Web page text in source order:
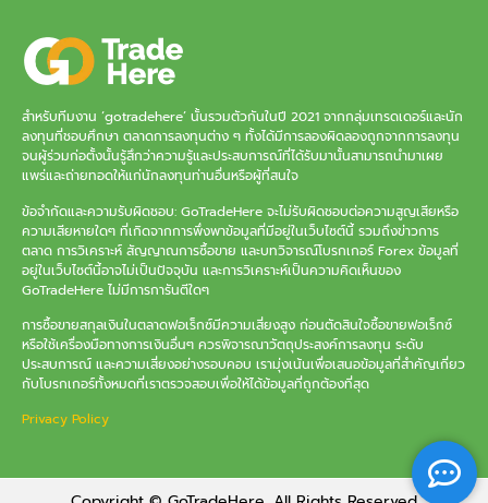
สำหรับทีมงาน ‘gotradehere’ นั้นรวมตัวกันในปี 2021 จากกลุ่มเทรดเดอร์และนัก
ลงทุนที่ชอบศึกษา ตลาดการลงทุนต่าง ๆ ทั้งได้มีการลองผิดลองถูกจากการลงทุน
จนผู้ร่วมก่อตั้งนั้นรู้สึกว่าความรู้และประสบการณ์ที่ได้รับมานั้นสามารถนำมาเผย
แพร่และถ่ายทอดให้แก่นักลงทุนท่านอื่นหรือผู้ที่สนใจ
ข้อจำกัดและความรับผิดชอบ: GoTradeHere จะไม่รับผิดชอบต่อความสูญเสียหรือ
ความเสียหายใดๆ ที่เกิดจากการพึ่งพาข้อมูลที่มีอยู่ในเว็บไซต์นี้ รวมถึงข่าวการ
ตลาด การวิเคราะห์ สัญญาณการซื้อขาย และบทวิจารณ์โบรกเกอร์ Forex ข้อมูลที่
อยู่ในเว็บไซต์นี้อาจไม่เป็นปัจจุบัน และการวิเคราะห์เป็นความคิดเห็นของ
GoTradeHere ไม่มีการการันตีใดๆ
การซื้อขายสกุลเงินในตลาดฟอเร็กซ์มีความเสี่ยงสูง ก่อนตัดสินใจซื้อขายฟอเร็กซ์
หรือใช้เครื่องมือทางการเงินอื่นๆ ควรพิจารณาวัตถุประสงค์การลงทุน ระดับ
ประสบการณ์ และความเสี่ยงอย่างรอบคอบ เรามุ่งเน้นเพื่อเสนอข้อมูลที่สำคัญเกี่ยว
กับโบรกเกอร์ทั้งหมดที่เราตรวจสอบเพื่อให้ได้ข้อมูลที่ถูกต้องที่สุด
Privacy Policy